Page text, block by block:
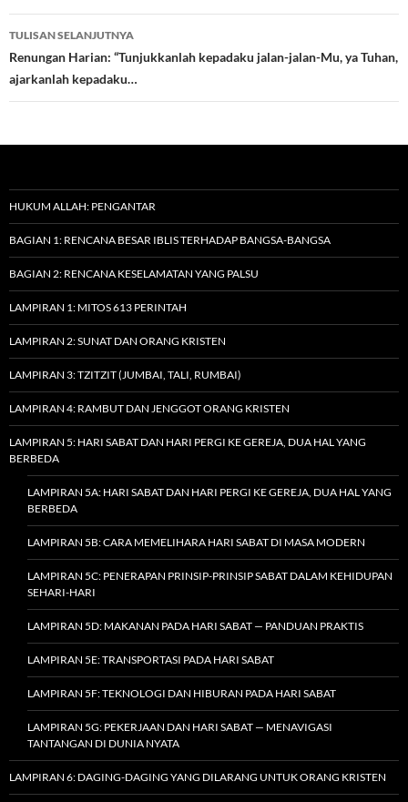
TULISAN SELANJUTNYA
Renungan Harian: “Tunjukkanlah kepadaku jalan-jalan-Mu, ya Tuhan,
ajarkanlah kepadaku…
HUKUM ALLAH: PENGANTAR
BAGIAN 1: RENCANA BESAR IBLIS TERHADAP BANGSA-BANGSA
BAGIAN 2: RENCANA KESELAMATAN YANG PALSU
LAMPIRAN 1: MITOS 613 PERINTAH
LAMPIRAN 2: SUNAT DAN ORANG KRISTEN
LAMPIRAN 3: TZITZIT (JUMBAI, TALI, RUMBAI)
LAMPIRAN 4: RAMBUT DAN JENGGOT ORANG KRISTEN
LAMPIRAN 5: HARI SABAT DAN HARI PERGI KE GEREJA, DUA HAL YANG
BERBEDA
LAMPIRAN 5A: HARI SABAT DAN HARI PERGI KE GEREJA, DUA HAL YANG
BERBEDA
LAMPIRAN 5B: CARA MEMELIHARA HARI SABAT DI MASA MODERN
LAMPIRAN 5C: PENERAPAN PRINSIP-PRINSIP SABAT DALAM KEHIDUPAN
SEHARI-HARI
LAMPIRAN 5D: MAKANAN PADA HARI SABAT — PANDUAN PRAKTIS
LAMPIRAN 5E: TRANSPORTASI PADA HARI SABAT
LAMPIRAN 5F: TEKNOLOGI DAN HIBURAN PADA HARI SABAT
LAMPIRAN 5G: PEKERJAAN DAN HARI SABAT — MENAVIGASI
TANTANGAN DI DUNIA NYATA
LAMPIRAN 6: DAGING-DAGING YANG DILARANG UNTUK ORANG KRISTEN